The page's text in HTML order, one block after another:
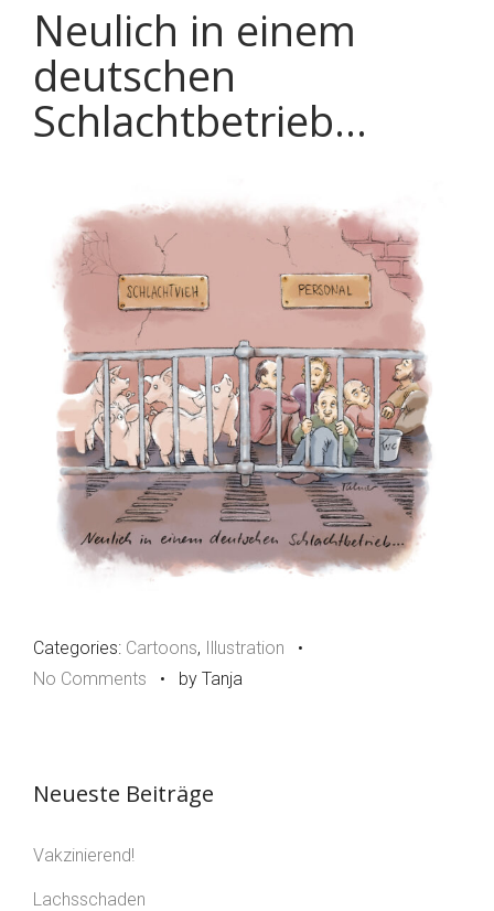
Neulich in einem
deutschen
Schlachtbetrieb…
Categories: Cartoons, Illustration •
No Comments • by Tanja
Neueste Beiträge
Vakzinierend!
Lachsschaden